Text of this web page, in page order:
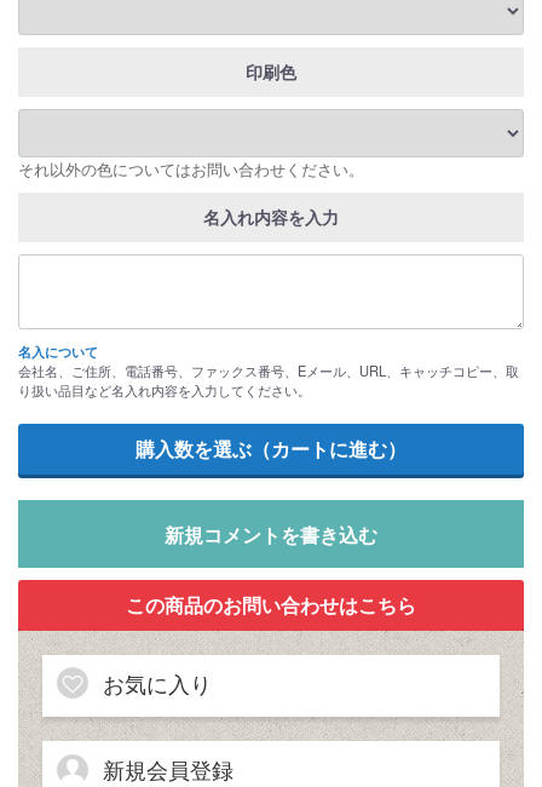
印刷色
それ以外の色についてはお問い合わせください。
名入れ内容を入力
名入について
会社名、ご住所、電話番号、ファックス番号、Eメール、URL、キャッチコピー、取
り扱い品目など名入れ内容を入力してください。
新規コメントを書き込む
お気に入り
新規会員登録